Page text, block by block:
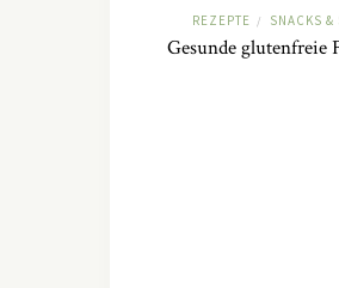
REZEPTE / SNACKS &
Gesunde glutenfreie